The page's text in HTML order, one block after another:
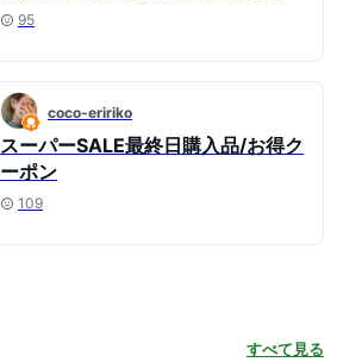
95
coco-eririko
スーパーSALE最終日購入品/お得ク
ーポン
109
すべて見る